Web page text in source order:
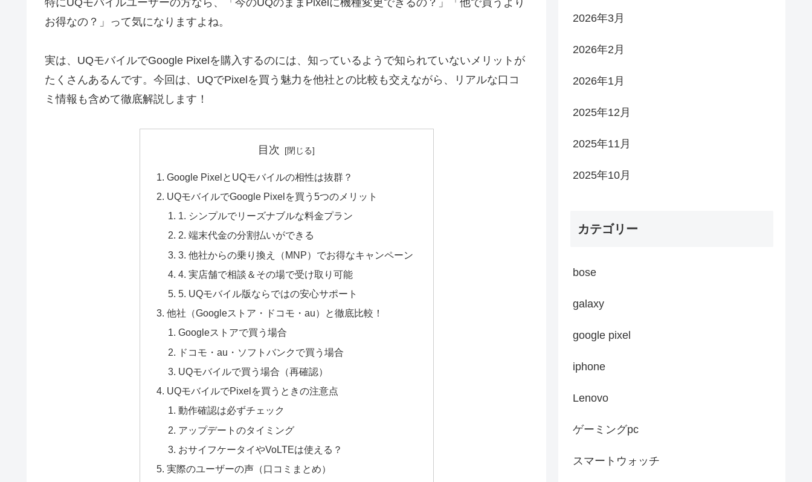
お得なの？」って気になりますよね。
実は、UQモバイルでGoogle Pixelを購入するのには、知っているようで知られていないメリットが
たくさんあるんです。今回は、UQでPixelを買う魅力を他社との比較も交えながら、リアルな口コ
ミ情報も含めて徹底解説します！
目次
Google PixelとUQモバイルの相性は抜群？
UQモバイルでGoogle Pixelを買う5つのメリット
1. シンプルでリーズナブルな料金プラン
2. 端末代金の分割払いができる
3. 他社からの乗り換え（MNP）でお得なキャンペーン
4. 実店舗で相談＆その場で受け取り可能
5. UQモバイル版ならではの安心サポート
他社（Googleストア・ドコモ・au）と徹底比較！
Googleストアで買う場合
ドコモ・au・ソフトバンクで買う場合
UQモバイルで買う場合（再確認）
UQモバイルでPixelを買うときの注意点
動作確認は必ずチェック
アップデートのタイミング
おサイフケータイやVoLTEは使える？
実際のユーザーの声（口コミまとめ）
2026年3月
2026年2月
2026年1月
2025年12月
2025年11月
2025年10月
カテゴリー
bose
galaxy
google pixel
iphone
Lenovo
ゲーミングpc
スマートウォッチ